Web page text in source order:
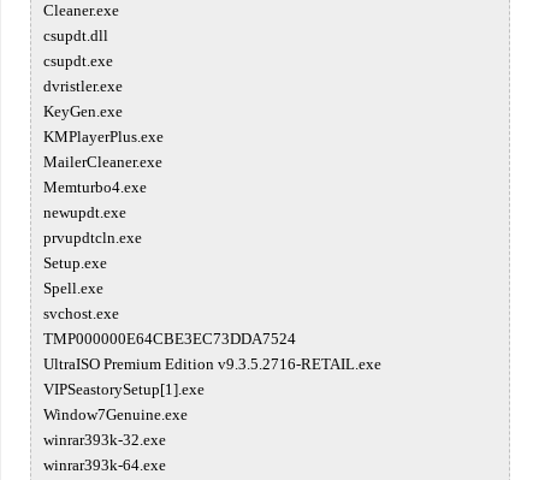
Cleaner.exe
csupdt.dll
csupdt.exe
dvristler.exe
KeyGen.exe
KMPlayerPlus.exe
MailerCleaner.exe
Memturbo4.exe
newupdt.exe
prvupdtcln.exe
Setup.exe
Spell.exe
svchost.exe
TMP000000E64CBE3EC73DDA7524
UltraISO Premium Edition v9.3.5.2716-RETAIL.exe
VIPSeastorySetup[1].exe
Window7Genuine.exe
winrar393k-32.exe
winrar393k-64.exe